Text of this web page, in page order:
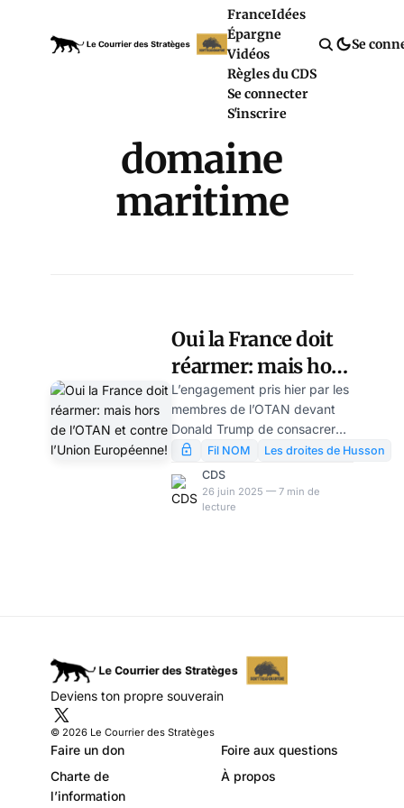
FranceIdées
Épargne
Vidéos
Règles du CDS
Se connecter
S'inscrire
Se
domaine
maritime
Oui la France doit
réarmer: mais hors
de l’OTAN et contre
l’Union
Européenne!
L’engagement pris hier par les
membres de l’OTAN devant
Donald Trump de consacrer
5% de leur PIB au
financement de leur défense
et de leur sécurité à l’horizon
2035 amène à poser un peu
pas que les économies à
réaliser pour dégager une
marge de manœuvre
budgétaire. Il y a plus grave,
et c’est le renoncement à to
Fil NOM
Les droites de Husson
CDS
26 juin 2025 — 7 min de
lecture
Deviens ton propre souverain
© 2026 Le Courrier des Stratèges
Faire un don
Foire aux questions
Charte de
l’information
À propos